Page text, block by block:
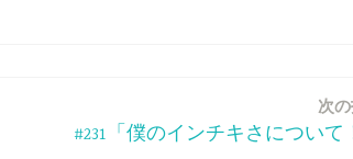
次
#231「僕のインチキさについて